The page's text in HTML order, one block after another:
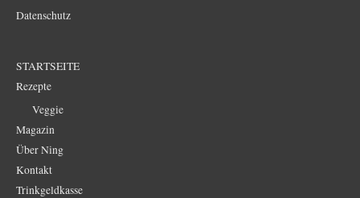
Datenschutz
STARTSEITE
Rezepte
Veggie
Magazin
Über Ning
Kontakt
Trinkgeldkasse